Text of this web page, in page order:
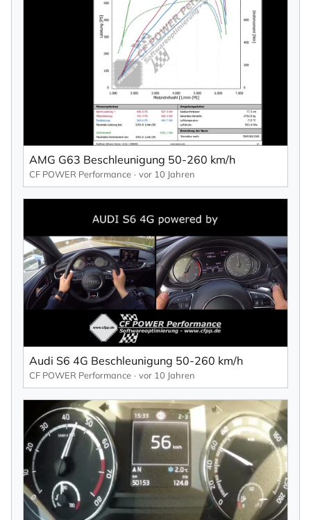
AMG G63 Beschleunigung 50-260 km/h
CF POWER Performance vor 10 Jahren
Audi S6 4G Beschleunigung 50-260 km/h
CF POWER Performance vor 10 Jahren